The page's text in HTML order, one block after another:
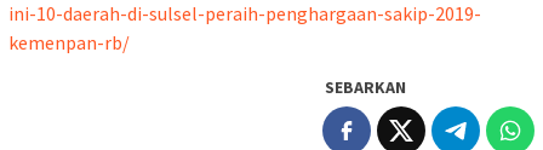
ini-10-daerah-di-sulsel-peraih-penghargaan-sakip-2019-
kemenpan-rb/
SEBARKAN